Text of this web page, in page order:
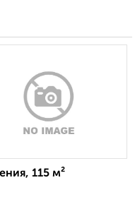
115 м²